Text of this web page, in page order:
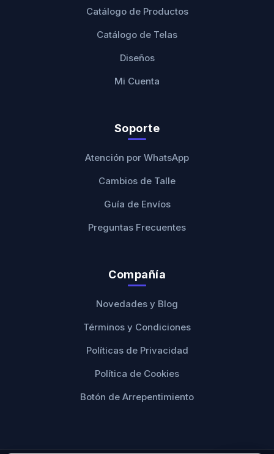
Catálogo de Productos
Catálogo de Telas
Diseños
Mi Cuenta
Soporte
Atención por WhatsApp
Cambios de Talle
Guía de Envíos
Preguntas Frecuentes
Compañía
Novedades y Blog
Términos y Condiciones
Políticas de Privacidad
Política de Cookies
Botón de Arrepentimiento